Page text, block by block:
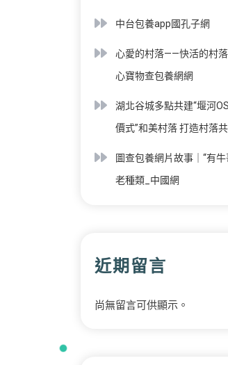
中台包養app國孔子網
心愛的村落——快活的村
心寶物查包養網網
湖北谷城多點共建“堰河
價式”和美村落 打造村落
圖查包養網片故事｜“有
老種類_中國網
近期留言
尚無留言可供顯示。